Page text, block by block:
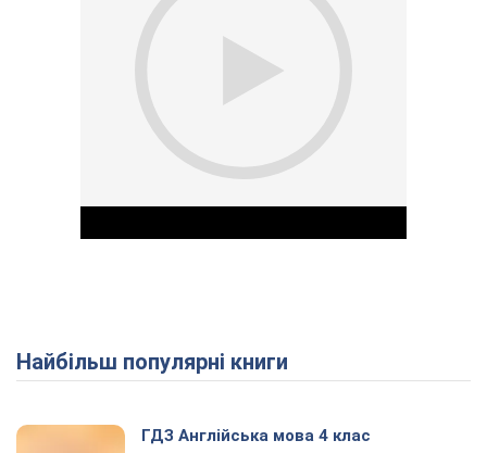
Play Video
Найбільш популярні книги
ГДЗ Англійська мова 4 клас